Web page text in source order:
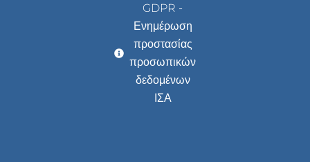
GDPR -
Ενημέρωση
προστασίας
προσωπικών
δεδομένων
ΙΣΑ